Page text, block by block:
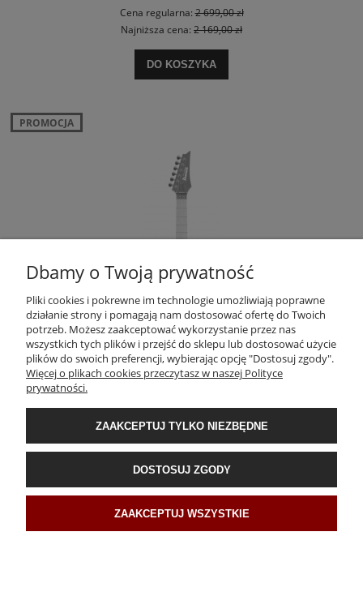
Cena regularna:2 699,00 zł
Najniższa cena: 2 169,00 zł
DO KOSZYKA
IBANEZ RG5120M PRT Gitara elektryczna
7 999,00 zł
Cena regularna:9 599,00 zł
Najniższa cena:8 099,00 zł
PROMOCJA
Dbamy o Twoją prywatność
Pliki cookies i pokrewne im technologie umożliwiają poprawne
działanie strony i pomagają nam dostosować ofertę do Twoich
potrzeb. Możesz zaakceptować wykorzystanie przez nas
wszystkich tych plików i przejść do sklepu lub dostosować użycie
plików do swoich preferencji, wybierając opcję "Dostosuj zgody".
Więcej o plikach cookies przeczytasz w naszej Polityce
prywatności.
ZAAKCEPTUJ TYLKO NIEZBĘDNE
DOSTOSUJ ZGODY
ZAAKCEPTUJ WSZYSTKIE